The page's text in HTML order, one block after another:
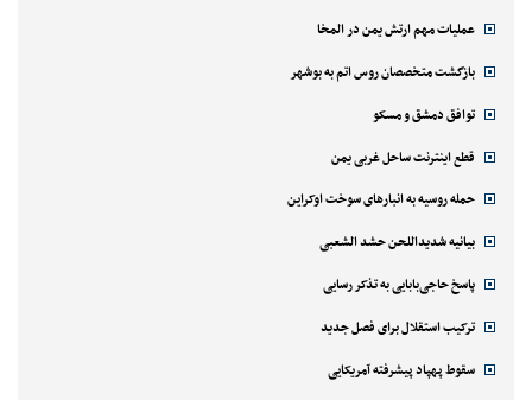
عملیات مهم ارتش یمن در المخا
بازگشت متخصصان روس اتم به بوشهر
توافق دمشق و مسکو
قطع اینترنت ساحل غربی یمن
حمله روسیه به انبارهای سوخت اوکراین
بیانیه شدیداللحن حشد الشعبی
پاسخ حاجی‌بابایی به تذکر رسایی
ترکیب استقلال برای فصل جدید
سقوط پهپاد پیشرفته آمریکایی